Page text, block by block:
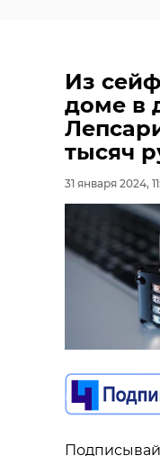
Из
доме в
тысяч
31 января 2024,